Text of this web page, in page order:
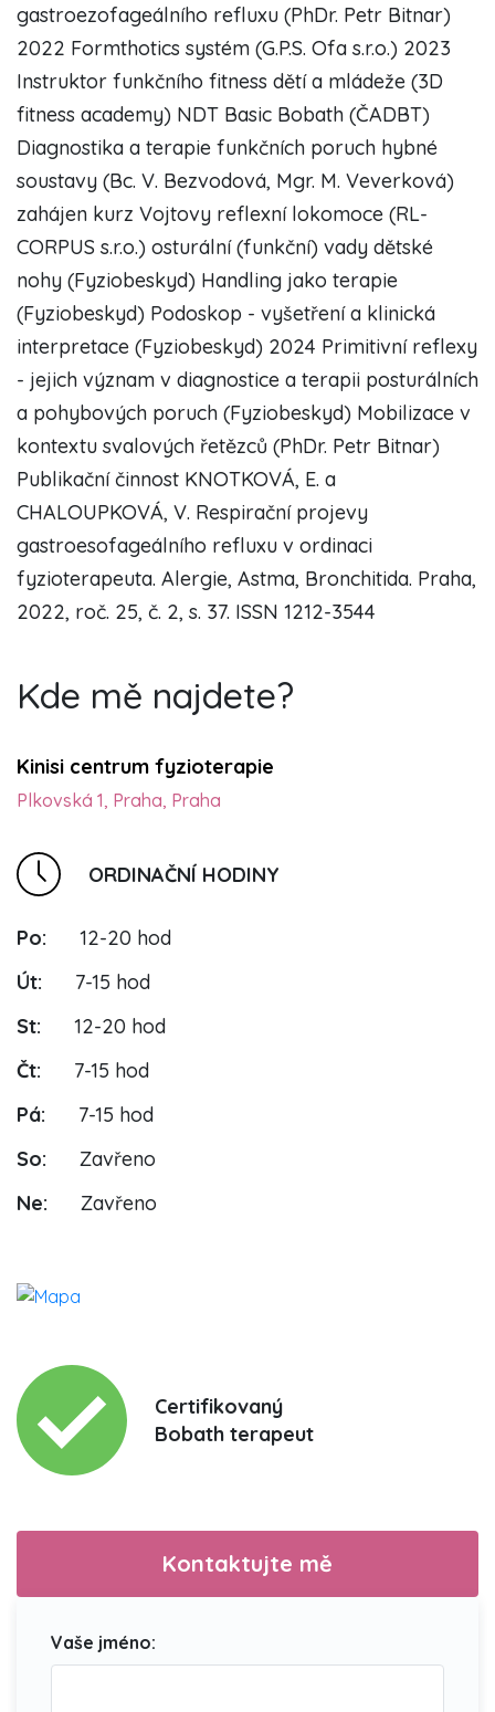
gastroezofageálního refluxu (PhDr. Petr Bitnar)
2022 Formthotics systém (G.P.S. Ofa s.r.o.) 2023
Instruktor funkčního fitness dětí a mládeže (3D
fitness academy) NDT Basic Bobath (ČADBT)
Diagnostika a terapie funkčních poruch hybné
soustavy (Bc. V. Bezvodová, Mgr. M. Veverková)
zahájen kurz Vojtovy reflexní lokomoce (RL-
CORPUS s.r.o.) osturální (funkční) vady dětské
nohy (Fyziobeskyd) Handling jako terapie
(Fyziobeskyd) Podoskop - vyšetření a klinická
interpretace (Fyziobeskyd) 2024 Primitivní reflexy
- jejich význam v diagnostice a terapii posturálních
a pohybových poruch (Fyziobeskyd) Mobilizace v
kontextu svalových řetězců (PhDr. Petr Bitnar)
Publikační činnost KNOTKOVÁ, E. a
CHALOUPKOVÁ, V. Respirační projevy
gastroesofageálního refluxu v ordinaci
fyzioterapeuta. Alergie, Astma, Bronchitida. Praha,
2022, roč. 25, č. 2, s. 37. ISSN 1212-3544
Kde mě najdete?
Kinisi centrum fyzioterapie
Plkovská 1, Praha, Praha
ORDINAČNÍ HODINY
Po:
12-20 hod
Út:
7-15 hod
St:
12-20 hod
Čt:
7-15 hod
Pá:
7-15 hod
So:
Zavřeno
Ne:
Zavřeno
Certifikovaný
Bobath terapeut
Kontaktujte mě
Vaše jméno: